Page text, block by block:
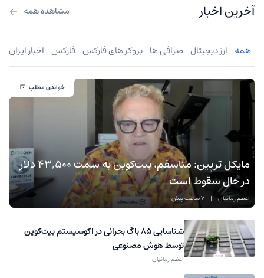
آخرین اخبار مشاهده همه
همه ارز دیجیتال صرافی ها بروکر های فارکس فارکس اخبار ایران
مایکل ترپین: متاسفم، بیت‌کوین به سمت ۴۳,۵۰۰ دلار
در حال سقوط است
اعظم زمانیان | 7 ساعت پیش
خواندن مطلب
شناسایی ۸۵ باگ بحرانی در اکوسیستم بیت‌کوین
توسط هوش مصنوعی
اعظم زمانیان